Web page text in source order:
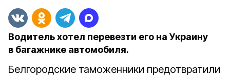
Водитель хотел перевезти его на Украину
в багажнике автомобиля.
Белгородские таможенники предотвратили